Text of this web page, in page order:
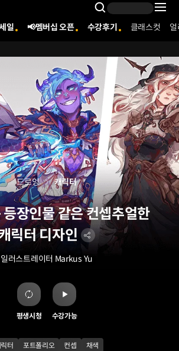
Search
일 📢멤버십 오픈 수강후기 클래스컷
장인물 같은 컨셉추얼한
릭터 디자인
일러스트레이터 Markus Yu
드로잉 캐릭터
평생시청 수강가능
터 포트폴리오 컨셉 채색